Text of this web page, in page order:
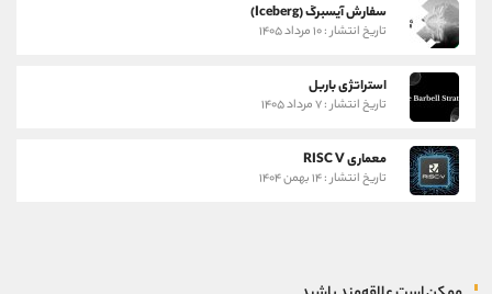
سفارش آیسبرگ (Iceberg)
تاریخ انتشار : ۱۰ مرداد ۱۴۰۵
استراتژی باربل
تاریخ انتشار : ۷ مرداد ۱۴۰۵
معماری RISC V
تاریخ انتشار : ۱۴ بهمن ۱۴۰۴